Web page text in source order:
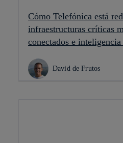
Cómo Telefónica está
infraestructuras críticas
conectados e
David de Frutos